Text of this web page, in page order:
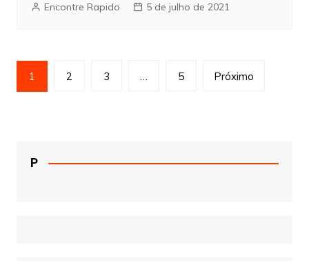
Encontre Rapido 5 de julho de 2021
Paginação
de
1 2 3 … 5 Próximo
P